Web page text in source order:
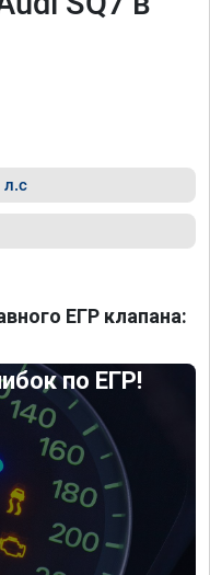
л.с
ЕГР клапана:
по ЕГР!